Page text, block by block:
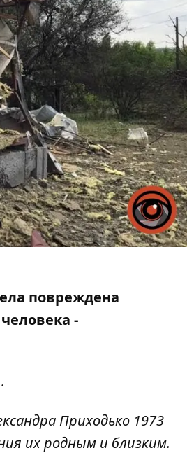
повреждена
-
.
Приходько 1973
их родным и близким.